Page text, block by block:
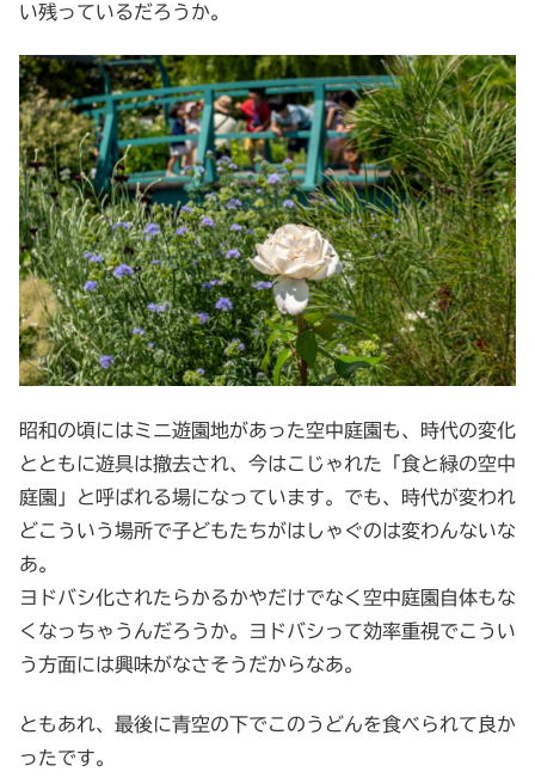
い残っているだろうか。
昭和の頃にはミニ遊園地があった空中庭園も、時代の変化
とともに遊具は撤去され、今はこじゃれた「食と緑の空中
庭園」と呼ばれる場になっています。でも、時代が変われ
どこういう場所で子どもたちがはしゃぐのは変わんないな
あ。
ヨドバシ化されたらかるかやだけでなく空中庭園自体もな
くなっちゃうんだろうか。ヨドバシって効率重視でこうい
う方面には興味がなさそうだからなあ。
ともあれ、最後に青空の下でこのうどんを食べられて良か
ったです。